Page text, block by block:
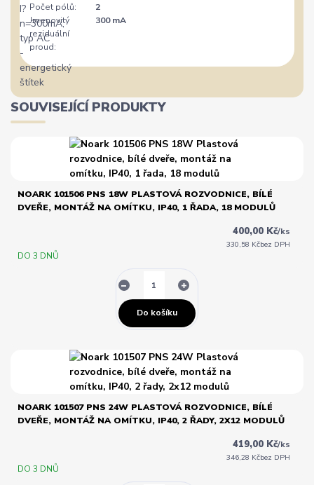
Počet pólů:
2
Jmenovitý
reziduální
proud:
300 mA
SOUVISEJÍCÍ PRODUKTY
NOARK 101506 PNS 18W PLASTOVÁ ROZVODNICE, BÍLÉ
DVEŘE, MONTÁŽ NA OMÍTKU, IP40, 1 ŘADA, 18 MODULŮ
400,00 Kč/ks
330,58 Kčbez DPH
DO 3 DNŮ
Do košíku
NOARK 101507 PNS 24W PLASTOVÁ ROZVODNICE, BÍLÉ
DVEŘE, MONTÁŽ NA OMÍTKU, IP40, 2 ŘADY, 2X12 MODULŮ
419,00 Kč/ks
346,28 Kčbez DPH
DO 3 DNŮ